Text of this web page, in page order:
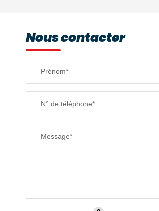
TAXE FONCIÈRE
RESTAURANTS ET CAFÉS
Nous contacter
Prénom*
N° de téléphone*
Message*